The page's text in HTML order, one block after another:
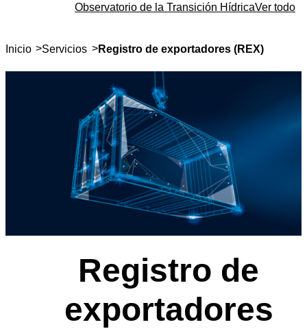
Observatorio de la Transición HídricaVer todo
Inicio >Servicios >Registro de exportadores (REX)
Registro de
exportadores